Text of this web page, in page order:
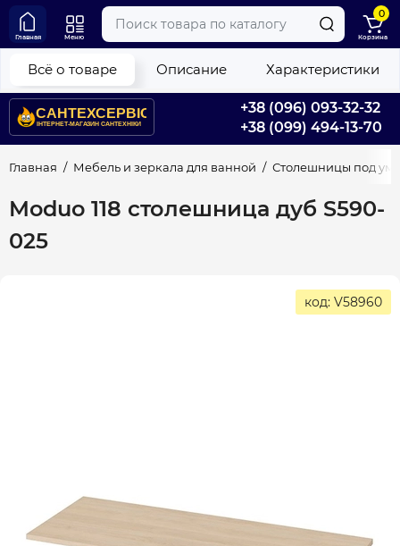
+38 (096) 093-32-32
+38 (099) 494-13-70
Главная Меню
0
Корзина
Главная Мебель и зеркала для ванной Столешницы под
Moduo 118 столешница дуб S590-
025
Всё о товаре Описание Характеристики
код: V58960